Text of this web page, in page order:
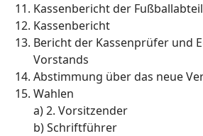
Kassenbericht der
Kassenbericht
Bericht der Kassenprüfer und
Vorstands
Abstimmung über das neue
Wahlen
a) 2. Vorsitzender
b) Schriftführer